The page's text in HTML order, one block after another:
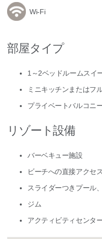
Wi-Fi
部屋タイプ
1～2ベッドルームスイ
ミニキッチンまたはフ
プライベートバルコニ
リゾート設備
バーベキュー施設
ビーチへの直接アクセス
スライダーつきプール
ジム
アクティビティセンタ